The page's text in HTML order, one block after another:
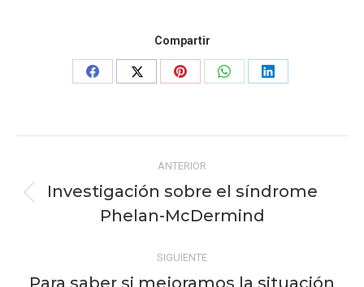
Compartir
Share
Share
Share
Share
Share
entre
publicaciones
ANTERIOR
Publicación
anterior:
Investigación sobre el síndrome
Phelan-McDermind
SIGUIENTE
Para saber si mejoramos la situación